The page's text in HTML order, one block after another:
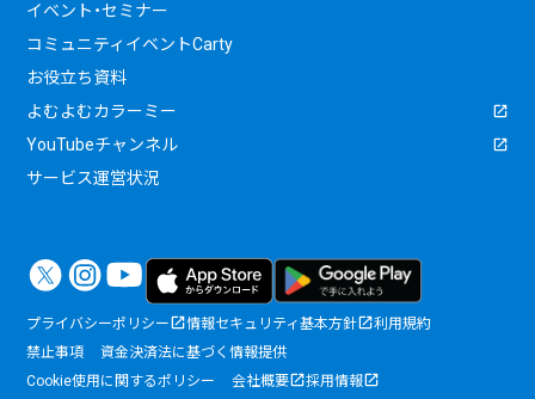
イベント・セミナー
コミュニティイベントCarty
お役立ち資料
よむよむカラーミー
YouTubeチャンネル
サービス運営状況
プライバシーポリシー 情報セキュリティ基本方針
利用規約
禁止事項
資金決済法に基づく情報提供
Cookie使用に関するポリシー
会社概要 採用情報